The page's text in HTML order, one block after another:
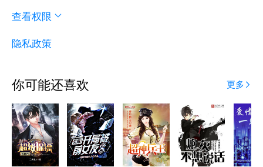
查看权限
隐私政策
你可能还喜欢 更多